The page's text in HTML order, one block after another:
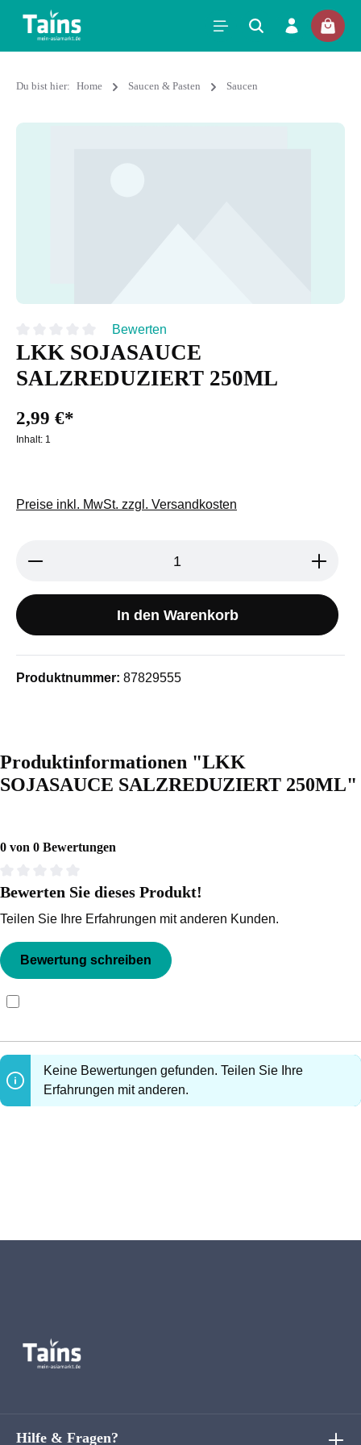
Du bist hier: Home Saucen & Pasten Saucen
Durchschnittliche Bewertung von 0 von 5 Sternen
Bewerten
LKK SOJASAUCE
SALZREDUZIERT 250ML
2,99 €*
Inhalt: 1
Preise inkl. MwSt. zzgl. Versandkosten
Produkt Anzahl: Gib den
In den Warenkorb
Produktnummer: 87829555
Produktinformationen "LKK
SOJASAUCE SALZREDUZIERT 250ML"
0 von 0 Bewertungen
Durchschnittliche Bewertung von 0 von 5 Sternen
Bewerten Sie dieses Produkt!
Teilen Sie Ihre Erfahrungen mit anderen Kunden.
Bewertung schreiben
Keine Bewertungen gefunden. Teilen Sie Ihre
Erfahrungen mit anderen.
Hilfe & Fragen?